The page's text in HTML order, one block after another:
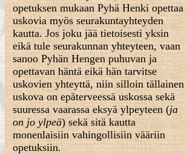
opetuksen mukaan Pyhä Henki opettaa
uskovia myös seurakuntayhteyden
kautta. Jos joku jää tietoisesti yksin
eikä tule seurakunnan yhteyteen, vaan
sanoo Pyhän Hengen puhuvan ja
opettavan häntä eikä hän tarvitse
uskovien yhteyttä, niin silloin tällainen
uskova on epäterveessä uskossa sekä
suuressa vaarassa eksyä ylpeyteen (ja
on jo ylpeä) sekä sitä kautta
monenlaisiin vahingollisiin vääriin
opetuksiin.